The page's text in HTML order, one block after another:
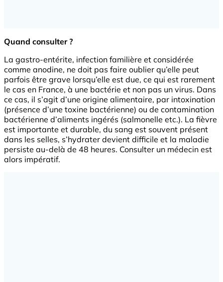
Quand consulter ?
La gastro-entérite, infection familière et considérée
comme anodine, ne doit pas faire oublier qu’elle peut
parfois être grave lorsqu’elle est due, ce qui est rarement
le cas en France, à une bactérie et non pas un virus. Dans
ce cas, il s’agit d’une origine alimentaire, par intoxination
(présence d’une toxine bactérienne) ou de contamination
bactérienne d’aliments ingérés (salmonelle etc.). La fièvre
est importante et durable, du sang est souvent présent
dans les selles, s’hydrater devient difficile et la maladie
persiste au-delà de 48 heures. Consulter un médecin est
alors impératif.